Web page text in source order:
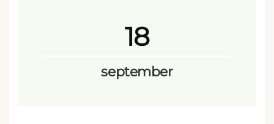
18
september